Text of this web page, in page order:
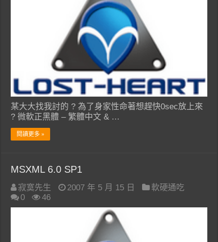
某大大找我討的 ? 為了身家性命著想趕快0sec放上來
? 微軟正黑體 – 繁體中文 & …
閱讀更多 »
MSXML 6.0 SP1
寂寞先生 2007 年 5 月 15 日
軟硬通吃
0
46